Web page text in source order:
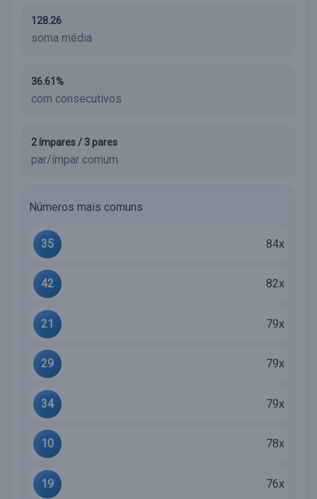
128.26
soma média
36.61%
com consecutivos
2 ímpares / 3 pares
par/ímpar comum
Números mais comuns
35 84x
42 82x
21 79x
29 79x
34 79x
10 78x
19 76x